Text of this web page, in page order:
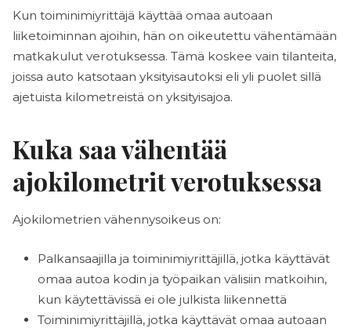
Kun toiminimiyrittäjä käyttää omaa autoaan
liiketoiminnan ajoihin, hän on oikeutettu vähentämään
matkakulut verotuksessa. Tämä koskee vain tilanteita,
joissa auto katsotaan yksityisautoksi eli yli puolet sillä
ajetuista kilometreistä on yksityisajoa.
Kuka saa vähentää
ajokilometrit verotuksessa
Ajokilometrien vähennysoikeus on:
Palkansaajilla ja toiminimiyrittäjillä, jotka käyttävät
omaa autoa kodin ja työpaikan välisiin matkoihin,
kun käytettävissä ei ole julkista liikennettä
Toiminimiyrittäjillä, jotka käyttävät omaa autoaan